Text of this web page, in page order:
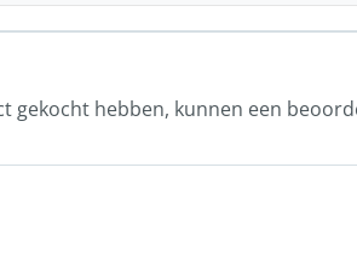
gekocht hebben, kunnen een